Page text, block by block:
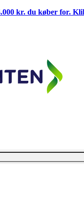
kr. du køber for.